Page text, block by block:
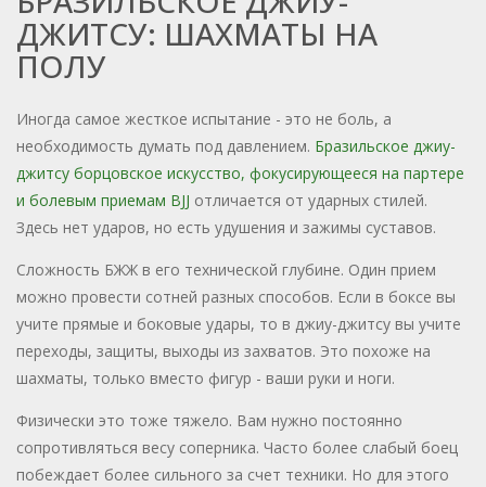
ДЖИТСУ: ШАХМАТЫ НА
ПОЛУ
Иногда самое жесткое испытание - это не боль, а
необходимость думать под давлением. Бразильское джиу-
джитсу борцовское искусство, фокусирующееся на партере
и болевым приемам BJJ отличается от ударных стилей.
Здесь нет ударов, но есть удушения и зажимы суставов.
Сложность БЖЖ в его технической глубине. Один прием
можно провести сотней разных способов. Если в боксе вы
учите прямые и боковые удары, то в джиу-джитсу вы учите
переходы, защиты, выходы из захватов. Это похоже на
шахматы, только вместо фигур - ваши руки и ноги.
Физически это тоже тяжело. Вам нужно постоянно
сопротивляться весу соперника. Часто более слабый боец
побеждает более сильного за счет техники. Но для этого